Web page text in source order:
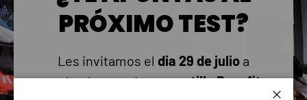
PRÓXIMO TEST?
Les invitamos el dia 29 de julio a
probar la novedosazapatilla Dynafit